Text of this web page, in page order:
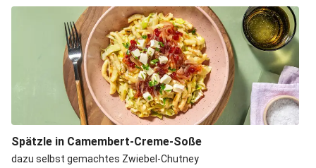
Spätzle in Camembert-Creme-Soße
dazu selbst gemachtes Zwiebel-Chutney